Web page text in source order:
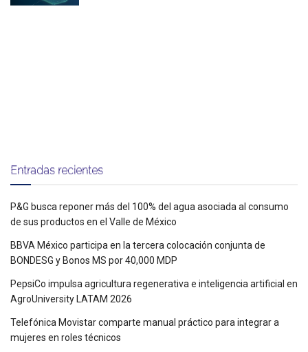
Entradas recientes
P&G busca reponer más del 100% del agua asociada al consumo
de sus productos en el Valle de México
BBVA México participa en la tercera colocación conjunta de
BONDESG y Bonos MS por 40,000 MDP
PepsiCo impulsa agricultura regenerativa e inteligencia artificial en
AgroUniversity LATAM 2026
Telefónica Movistar comparte manual práctico para integrar a
mujeres en roles técnicos